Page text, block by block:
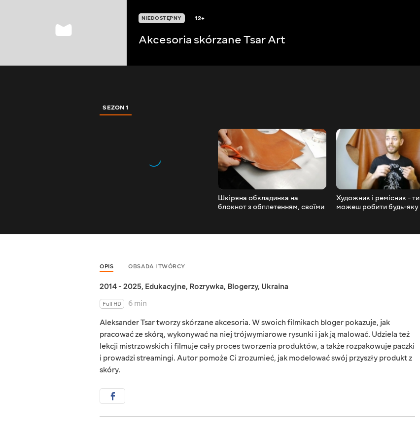
NIEDOSTĘPNY 12+
Akcesoria skórzane Tsar Art
SEZON 1
Шкіряна обкладинка на
блокнот з обплетенням, своїми
Художник і ремісник - ти
можеш робити будь-яку
OPIS OBSADA I TWÓRCY
2014 - 2025, Edukacyjne, Rozrywka, Blogerzy, Ukraina
Full HD
6 min
Aleksander Tsar tworzy skórzane akcesoria. W swoich filmikach bloger pokazuje, jak
pracować ze skórą, wykonywać na niej trójwymiarowe rysunki i jak ją malować. Udziela też
lekcji mistrzowskich i filmuje cały proces tworzenia produktów, a także rozpakowuje paczki
i prowadzi streamingi. Autor pomoże Ci zrozumieć, jak modelować swój przyszły produkt z
skóry.